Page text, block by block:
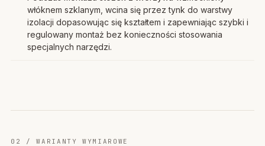
włóknem szklanym, wcina się przez tynk do warstwy
izolacji dopasowując się kształtem i zapewniając szybki i
regulowany montaż bez konieczności stosowania
specjalnych narzędzi.
02 / WARIANTY WYMIAROWE